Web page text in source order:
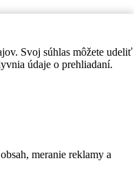
Svoj súhlas môžete udeliť
údaje o prehliadaní.
meranie reklamy a